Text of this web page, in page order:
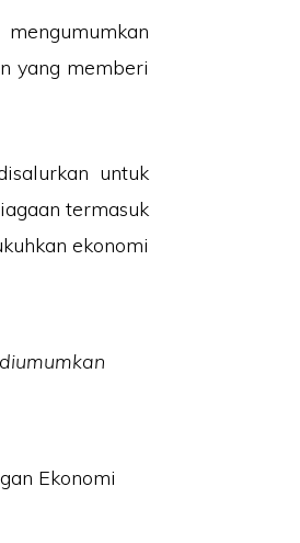
yang memberi
untuk
termasuk
ekonomi
Ekonomi